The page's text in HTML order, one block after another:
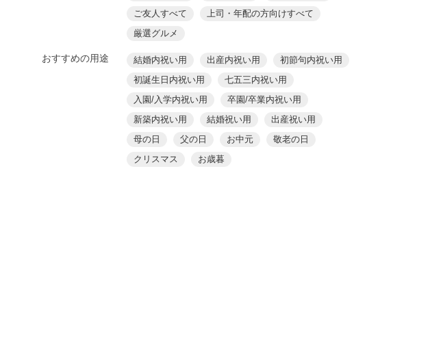
ご友人すべて
上司・年配の方向けすべて
厳選グルメ
おすすめの用途 結婚内祝い用 出産内祝い用
初節句内祝い用
初誕生日内祝い用
七五三内祝い用
入園/入学内祝い用
卒園/卒業内祝い用
新築内祝い用
結婚祝い用
出産祝い用
母の日
父の日 お中元
敬老の日
クリスマス
お歳暮